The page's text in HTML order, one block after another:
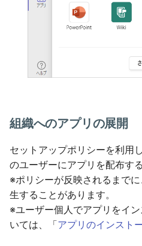
組織へのアプリの展開
セットアップポリシーを利用
のユーザーにアプリを配布す
※ポリシーが反映されるまで
生することがあります。
※ユーザー個人でアプリをイ
いては、「アプリのインスト